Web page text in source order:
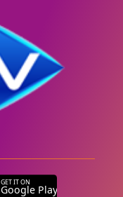
GET IT ON
Google Play